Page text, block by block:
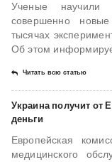
Ученые научили
совершенно
тысячах
Об этом
Читать всю статью
Украина получит от
деньги
Европейская
медицинского